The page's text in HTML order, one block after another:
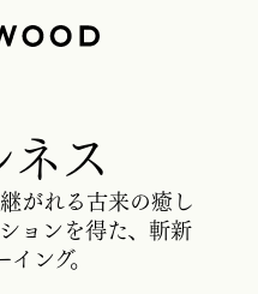
ス
がれる古来の癒し
ョンを得た、斬新
ング。